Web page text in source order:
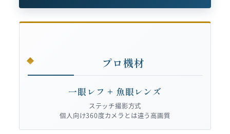
プロ機材
一眼レフ + 魚眼レンズ
ステッチ撮影方式
個人向け360度カメラとは違う高画質